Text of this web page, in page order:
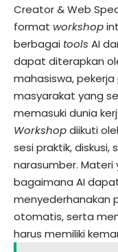
Creator & Web
format workshop
berbagai tools AI
dapat diterapkan
mahasiswa,
masyarakat yang
memasuki dunia
Workshopdiikuti
sesi praktik, diskusi,
narasumber.
bagaimana AI
menyederhanakan
otomatis, serta
harus memiliki